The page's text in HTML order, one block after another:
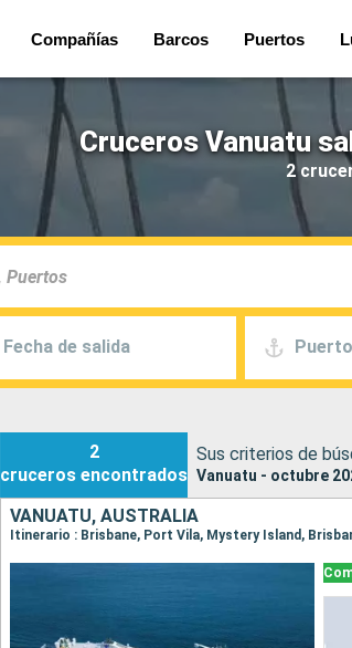
Compañías Barcos Puertos
Cruceros Vanuatu
2
Fecha de salida
2
cruceros encontrados
Sus criterios de
Vanuatu - octubre
VANUATU, AUSTRALIA
Itinerario : Brisbane, Port Vila, Mystery Island,